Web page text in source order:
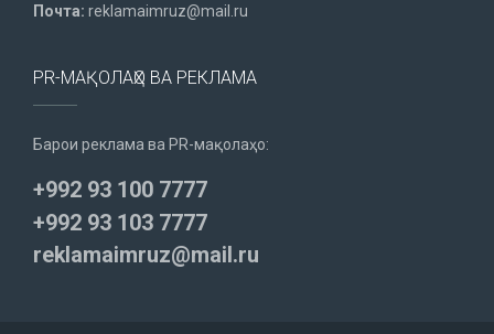
Почта: reklamaimruz@mail.ru
PR-МАҚОЛАҲО ВА РЕКЛАМА
Барои реклама ва PR-мақолаҳо:
+992 93 100 7777
+992 93 103 7777
reklamaimruz@mail.ru